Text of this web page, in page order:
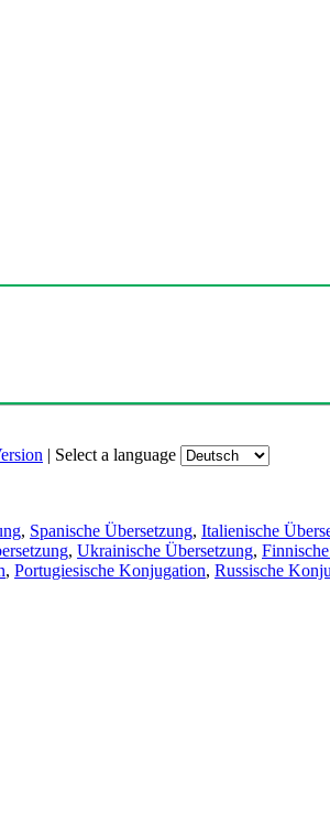
| Select a language
, Spanische Übersetzung, Italienische
, Ukrainische Übersetzung,
, Portugiesische Konjugation, Russische